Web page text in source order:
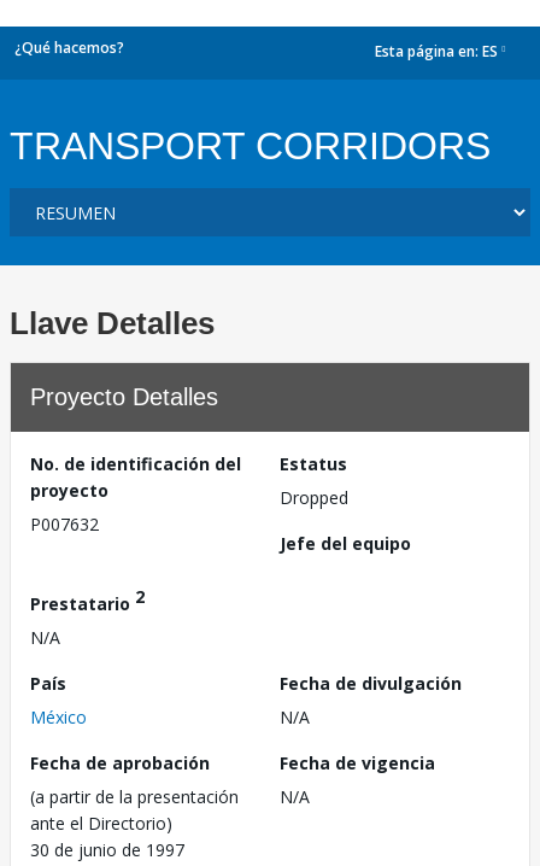
¿Qué hacemos? Esta página en: ES
TRANSPORT CORRIDORS
Llave Detalles
Proyecto Detalles
No. de identificación del
proyecto
P007632
Estatus
Dropped
Jefe del equipo
Prestatario 2
N/A
País
México
Fecha de divulgación
N/A
Fecha de aprobación
(a partir de la presentación
ante el Directorio)
30 de junio de 1997
Fecha de vigencia
N/A